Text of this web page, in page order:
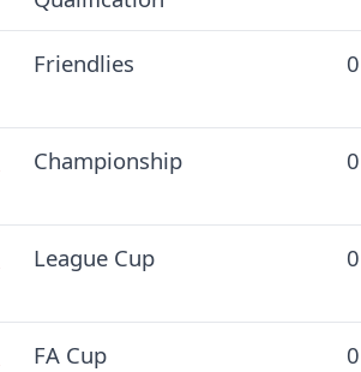
Friendlies 0
Championship 0
League Cup 0
FA Cup 0